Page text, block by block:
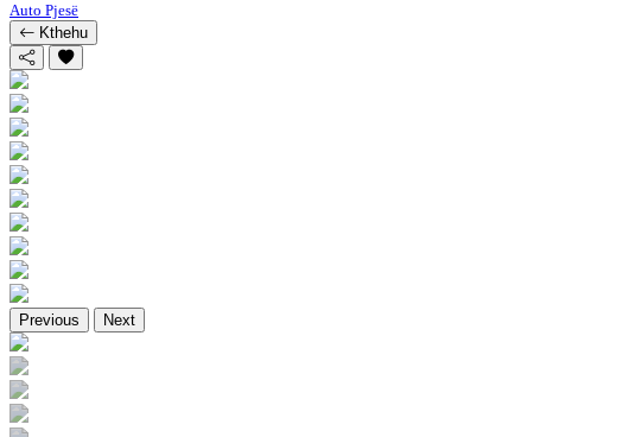
Auto Pjesë
Kthehu
Previous Next